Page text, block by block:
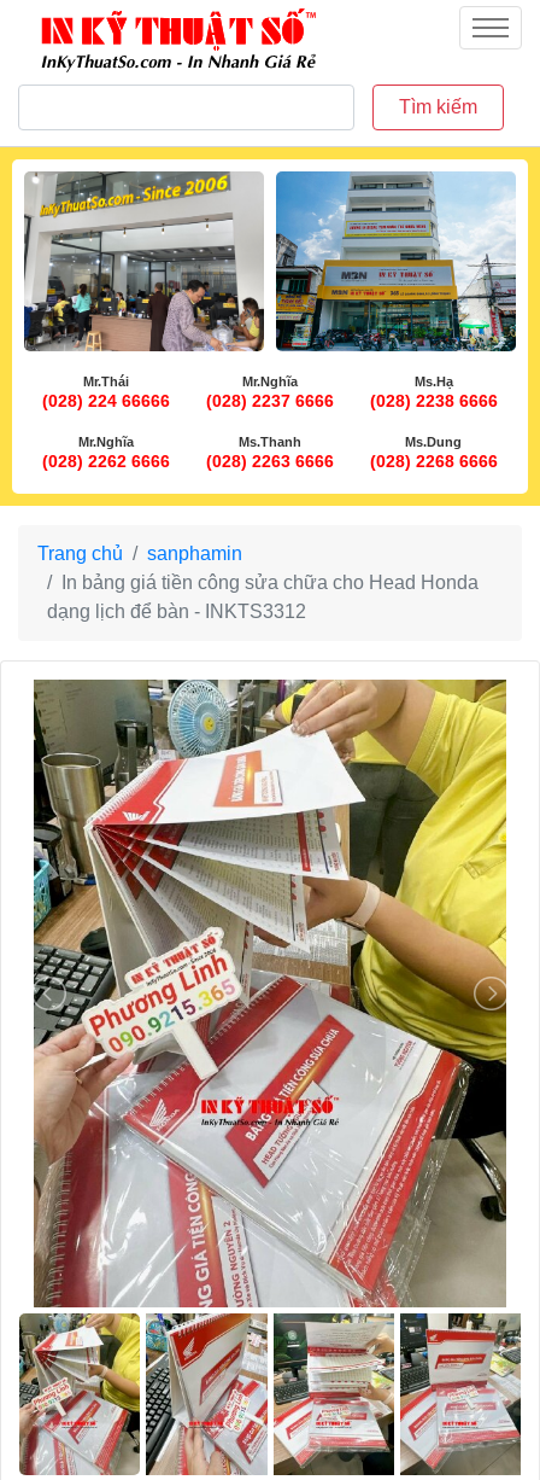
inkythuatso.com
Menu
Tìm kiếm
Mr.Thái
(028) 224 66666
Mr.Nghĩa
(028) 2237 6666
Ms.Hạ
(028) 2238 6666
Mr.Nghĩa
(028) 2262 6666
Ms.Thanh
(028) 2263 6666
Ms.Dung
(028) 2268 6666
Trang chủ
sanphamin
In bảng giá tiền công sửa chữa cho Head Honda
dạng lịch để bàn - INKTS3312